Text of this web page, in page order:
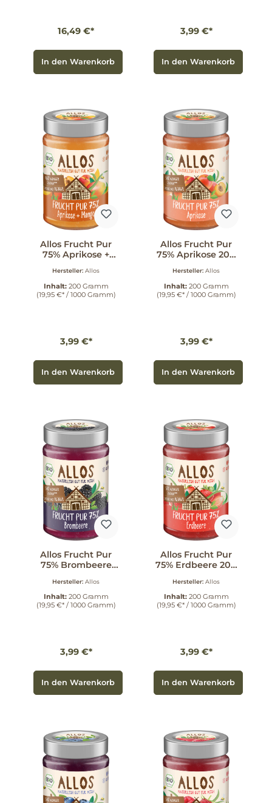
16,49 €*
In den Warenkorb
3,99 €*
In den Warenkorb
Allos Frucht Pur
75% Aprikose +
Hersteller: Allos
Inhalt: 200 Gramm
(19,95 €* / 1000 Gramm)
3,99 €*
In den Warenkorb
Allos Frucht Pur
75% Aprikose 200
Hersteller: Allos
Inhalt: 200 Gramm
(19,95 €* / 1000 Gramm)
3,99 €*
In den Warenkorb
Allos Frucht Pur
75% Brombeere
Hersteller: Allos
Inhalt: 200 Gramm
(19,95 €* / 1000 Gramm)
3,99 €*
In den Warenkorb
Allos Frucht Pur
75% Erdbeere 200
Hersteller: Allos
Inhalt: 200 Gramm
(19,95 €* / 1000 Gramm)
3,99 €*
In den Warenkorb